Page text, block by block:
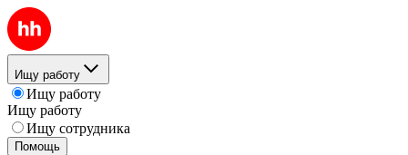
Ищу работу
Ищу работу
Ищу работу
Ищу сотрудника
Помощь